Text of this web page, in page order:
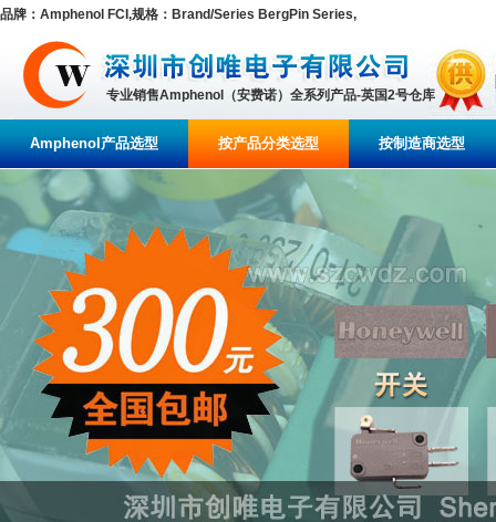
品牌：Amphenol FCI,规格：Brand/Series BergPin Series,
专业销售Amphenol（安费诺）全系列产品-英国2号仓库
Amphenol产品选型 按产品分类选型 按制造商选型